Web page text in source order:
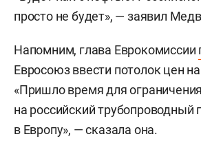
просто не будет», — заявил
Напомним, глава Еврокомиссии
Евросоюз ввести потолок цен
«Пришло время для
на российский трубопроводный
в Европу», — сказала она.